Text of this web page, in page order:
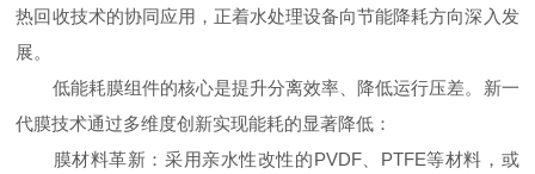
热回收技术的协同应用，正着水处理设备向节能降耗方向深入发
展。
低能耗膜组件的核心是提升分离效率、降低运行压差。新一
代膜技术通过多维度创新实现能耗的显著降低：
膜材料革新：采用亲水性改性的PVDF、PTFE等材料，或